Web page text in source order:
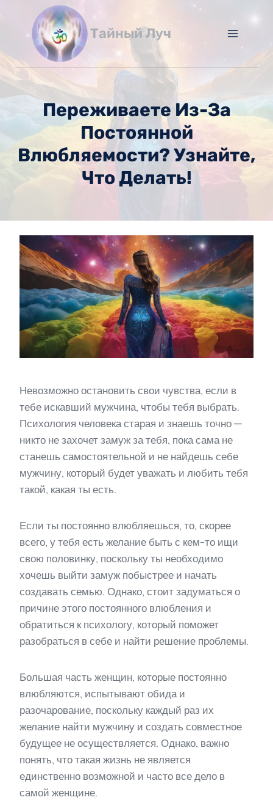
содержимому
Тайный Луч
Переживаете Из-За
Постоянной
Влюбляемости? Узнайте,
Что Делать!
Невозможно остановить свои чувства, если в
тебе искавший мужчина, чтобы тебя выбрать.
Психология человека старая и знаешь точно —
никто не захочет замуж за тебя, пока сама не
станешь самостоятельной и не найдешь себе
мужчину, который будет уважать и любить тебя
такой, какая ты есть.
Если ты постоянно влюбляешься, то, скорее
всего, у тебя есть желание быть с кем-то ищи
свою половинку, поскольку ты необходимо
хочешь выйти замуж побыстрее и начать
создавать семью. Однако, стоит задуматься о
причине этого постоянного влюбления и
обратиться к психологу, который поможет
разобраться в себе и найти решение проблемы.
Большая часть женщин, которые постоянно
влюбляются, испытывают обида и
разочарование, поскольку каждый раз их
желание найти мужчину и создать совместное
будущее не осуществляется. Однако, важно
понять, что такая жизнь не является
единственно возможной и часто все дело в
самой женщине.